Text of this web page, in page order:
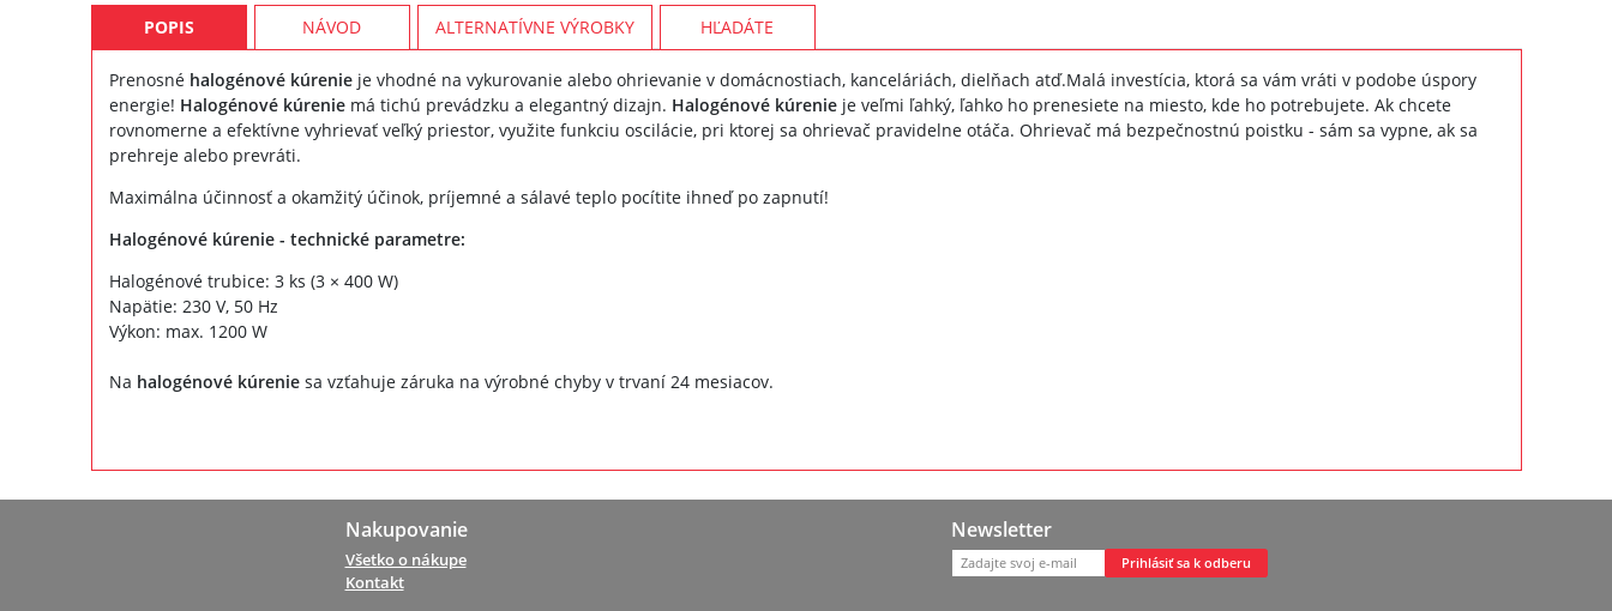
POPIS NÁVOD ALTERNATÍVNE VÝROBKY HĽADÁTE
Prenosné halogénové kúrenieje vhodné na vykurovanie alebo ohrievanie v domácnostiach, kanceláriách, dielňach atď.Malá investícia, ktorá sa vám vráti v podobe úspory
energie! Halogénové kúreniemá tichú prevádzku a elegantný dizajn. Halogénové kúrenieje veľmi ľahký, ľahko ho prenesiete na miesto, kde ho potrebujete. Ak chcete
rovnomerne a efektívne vyhrievať veľký priestor, využite funkciu oscilácie, pri ktorej sa ohrievač pravidelne otáča. Ohrievač má bezpečnostnú poistku - sám sa vypne, ak sa
prehreje alebo prevráti.
Maximálna účinnosť a okamžitý účinok, príjemné a sálavé teplo pocítite ihneď po zapnutí!
Halogénové kúrenie - technické parametre:
Halogénové trubice: 3 ks (3 × 400 W)
Napätie: 230 V, 50 Hz
Výkon: max. 1200 W
Na halogénové kúrenie sa vzťahuje záruka na výrobné chyby v trvaní 24 mesiacov.
Nakupovanie
Všetko o nákupe
Kontakt
Newsletter
Prihlásiť sa k odberu